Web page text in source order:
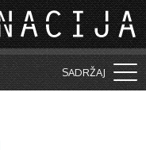
SADRŽAJ